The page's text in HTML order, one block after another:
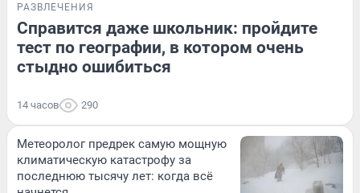
РАЗВЛЕЧЕНИЯ
Справится даже школьник: пройдите
тест по географии, в котором очень
стыдно ошибиться
14 часов 290
Метеоролог предрек самую мощную
климатическую катастрофу за
последнюю тысячу лет: когда всё